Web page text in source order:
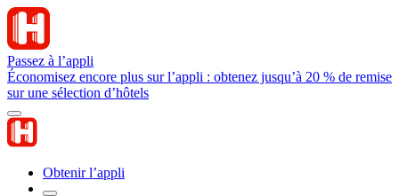
Passez à l’appli
Économisez encore plus sur l’appli : obtenez jusqu’à 20 % de remise
sur une sélection d’hôtels
Obtenir l’appli